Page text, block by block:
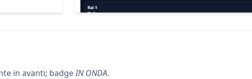
in avanti; badgeIN ONDA.